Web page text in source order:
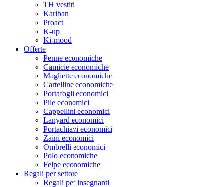
TH vestiti
Kariban
Proact
K-up
Ki-mood
Offerte
Penne economiche
Camicie economiche
Magliette economiche
Cartelline economiche
Portafogli economici
Pile economici
Cappellini economici
Lanyard economici
Portachiavi economici
Zaini economici
Ombrelli economici
Polo economiche
Felpe economiche
Regali per settore
Regali per insegnanti